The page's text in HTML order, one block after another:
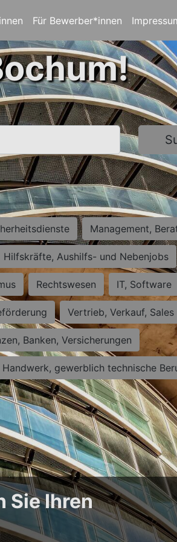
Für Bewerber*innen
Management,
Hilfskräfte, Aushilfs- und Nebenjobs
Rechtswesen IT, Software
Vertrieb, Verkauf, Sales
Banken, Versicherungen
Handwerk, gewerblich technische
Sie Ihren